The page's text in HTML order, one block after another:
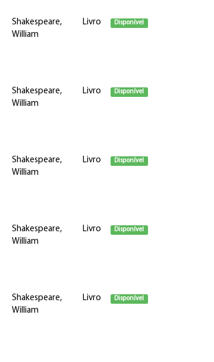
Shakespeare,
William
Livro Disponível
Shakespeare,
William
Livro Disponível
Shakespeare,
William
Livro Disponível
Shakespeare,
William
Livro Disponível
Shakespeare,
William
Livro Disponível